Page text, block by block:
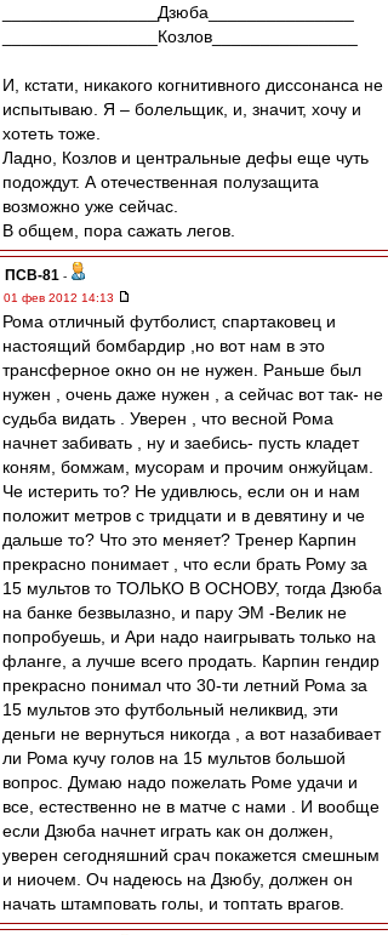
________________Дзюба_______________
________________Козлов_______________
И, кстати, никакого когнитивного диссонанса не
испытываю. Я – болельщик, и, значит, хочу и
хотеть тоже.
Ладно, Козлов и центральные дефы еще чуть
подождут. А отечественная полузащита
возможно уже сейчас.
В общем, пора сажать легов.
ПСВ-81 -
01 фев 2012 14:13
Рома отличный футболист, спартаковец и
настоящий бомбардир ,но вот нам в это
трансферное окно он не нужен. Раньше был
нужен , очень даже нужен , а сейчас вот так- не
судьба видать . Уверен , что весной Рома
начнет забивать , ну и заебись- пусть кладет
коням, бомжам, мусорам и прочим онжуйцам.
Че истерить то? Не удивлюсь, если он и нам
положит метров с тридцати и в девятину и че
дальше то? Что это меняет? Тренер Карпин
прекрасно понимает , что если брать Рому за
15 мультов то ТОЛЬКО В ОСНОВУ, тогда Дзюба
на банке безвылазно, и пару ЭМ -Велик не
попробуешь, и Ари надо наигрывать только на
фланге, а лучше всего продать. Карпин гендир
прекрасно понимал что 30-ти летний Рома за
15 мультов это футбольный неликвид, эти
деньги не вернуться никогда , а вот назабивает
ли Рома кучу голов на 15 мультов большой
вопрос. Думаю надо пожелать Роме удачи и
все, естественно не в матче с нами . И вообще
если Дзюба начнет играть как он должен,
уверен сегодняшний срач покажется смешным
и ниочем. Оч надеюсь на Дзюбу, должен он
начать штамповать голы, и топтать врагов.